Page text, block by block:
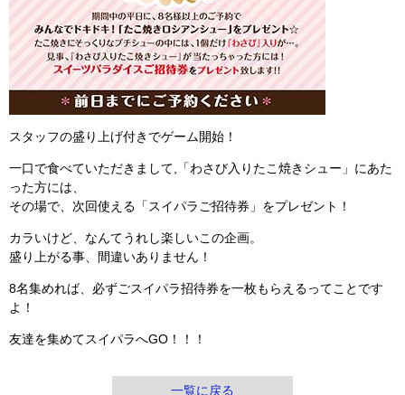
スタッフの盛り上げ付きでゲーム開始！
一口で食べていただきまして,「わさび入りたこ焼きシュー」にあた
った方には、
その場で、次回使える「スイパラご招待券」をプレゼント！
カラいけど、なんてうれし楽しいこの企画。
盛り上がる事、間違いありません！
8名集めれば、必ずごスイパラ招待券を一枚もらえるってことです
よ！
友達を集めてスイパラへGO！！！
一覧に戻る